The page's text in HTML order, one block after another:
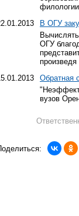
В ОГУ
ОГУ
Обратная
вузов